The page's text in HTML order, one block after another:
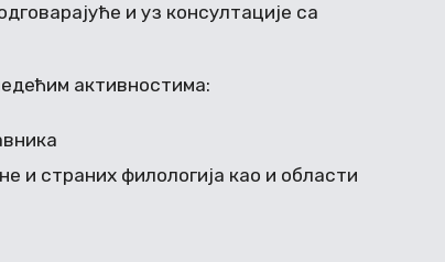
и уз консултације са
активностима:
и страних филологија као и области